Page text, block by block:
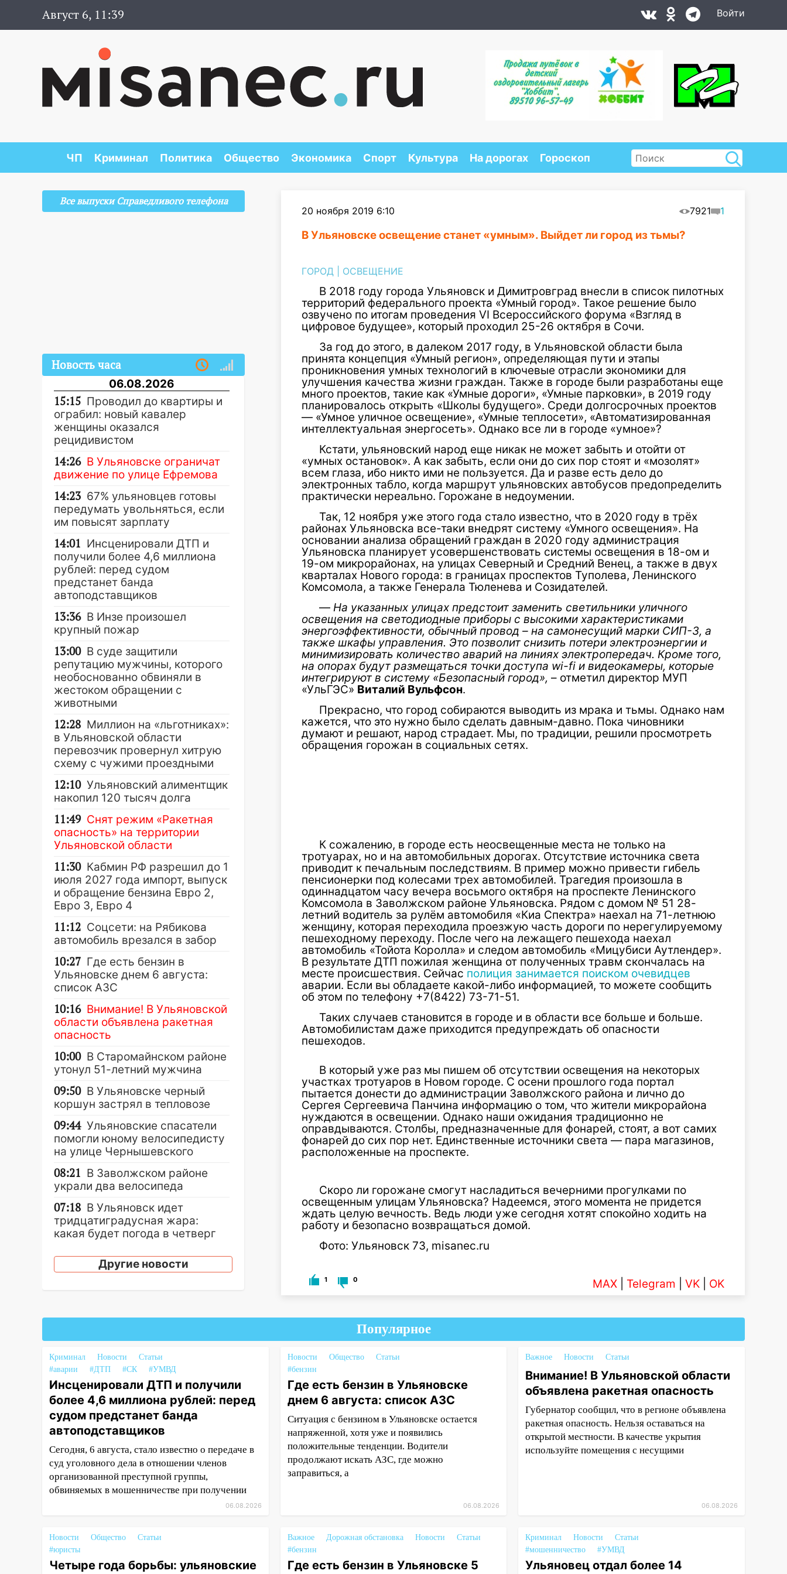
Август 6, 11:39 Войти
ЧП Криминал Политика Общество Экономика Спорт Культура На дорогах Гороскоп
20 ноября 2019 6:10 7921 1
В Ульяновске освещение станет «умным». Выйдет ли город из тьмы?
ГОРОД ОСВЕЩЕНИЕ
В 2018 году города Ульяновск и Димитровград внесли в список пилотных
территорий федерального проекта «Умный город». Такое решение было
озвучено по итогам проведения VI Всероссийского форума «Взгляд в
цифровое будущее», который проходил 25-26 октября в Сочи.
За год до этого, в далеком 2017 году, в Ульяновской области была
принята концепция «Умный регион», определяющая пути и этапы
проникновения умных технологий в ключевые отрасли экономики для
улучшения качества жизни граждан. Также в городе были разработаны еще
много проектов, такие как «Умные дороги», «Умные парковки», в 2019 году
планировалось открыть «Школы будущего». Среди долгосрочных проектов
— «Умное уличное освещение», «Умные теплосети», «Автоматизированная
интеллектуальная энергосеть». Однако все ли в городе «умное»?
Кстати, ульяновский народ еще никак не может забыть и отойти от
«умных остановок». А как забыть, если они до сих пор стоят и «мозолят»
всем глаза, ибо никто ими не пользуется. Да и разве есть дело до
электронных табло, когда маршрут ульяновских автобусов предопределить
практически нереально. Горожане в недоумении.
Так, 12 ноября уже этого года стало известно, что в 2020 году в трёх
районах Ульяновска все-таки внедрят систему «Умного освещения». На
основании анализа обращений граждан в 2020 году администрация
Ульяновска планирует усовершенствовать системы освещения в 18-ом и
19-ом микрорайонах, на улицах Северный и Средний Венец, а также в двух
кварталах Нового города: в границах проспектов Туполева, Ленинского
Комсомола, а также Генерала Тюленева и Созидателей.
— На указанных улицах предстоит заменить светильники уличного
освещения на светодиодные приборы с высокими характеристиками
энергоэффективности, обычный провод – на самонесущий марки СИП-3, а
также шкафы управления. Это позволит снизить потери электроэнергии и
минимизировать количество аварий на линиях электропередач. Кроме того,
на опорах будут размещаться точки доступа wi-fi и видеокамеры, которые
интегрируют в систему «Безопасный город», – отметил директор МУП
«УльГЭС» Виталий Вульфсон.
Прекрасно, что город собираются выводить из мрака и тьмы. Однако нам
кажется, что это нужно было сделать давным-давно. Пока чиновники
думают и решают, народ страдает. Мы, по традиции, решили просмотреть
обращения горожан в социальных сетях.
К сожалению, в городе есть неосвещенные места не только на
тротуарах, но и на автомобильных дорогах. Отсутствие источника света
приводит к печальным последствиям. В пример можно привести гибель
пенсионерки под колесами трех автомобилей. Трагедия произошла в
одиннадцатом часу вечера восьмого октября на проспекте Ленинского
Комсомола в Заволжском районе Ульяновска. Рядом с домом № 51 28-
летний водитель за рулём автомобиля «Киа Спектра» наехал на 71-летнюю
женщину, которая переходила проезжую часть дороги по нерегулируемому
пешеходному переходу. После чего на лежащего пешехода наехал
автомобиль «Тойота Королла» и следом автомобиль «Мицубиси Аутлендер».
В результате ДТП пожилая женщина от полученных травм скончалась на
месте происшествия. Сейчас полиция занимается поиском очевидцев
аварии. Если вы обладаете какой-либо информацией, то можете сообщить
об этом по телефону +7(8422) 73-71-51.
Таких случаев становится в городе и в области все больше и больше.
Автомобилистам даже приходится предупреждать об опасности
пешеходов.
В который уже раз мы пишем об отсутствии освещения на некоторых
участках тротуаров в Новом городе. С осени прошлого года портал
пытается донести до администрации Заволжского района и лично до
Сергея Сергеевича Панчина информацию о том, что жители микрорайона
нуждаются в освещении. Однако наши ожидания традиционно не
оправдываются. Столбы, предназначенные для фонарей, стоят, а вот самих
фонарей до сих пор нет. Единственные источники света — пара магазинов,
расположенные на проспекте.
Скоро ли горожане смогут насладиться вечерними прогулками по
освещенным улицам Ульяновска? Надеемся, этого момента не придется
ждать целую вечность. Ведь люди уже сегодня хотят спокойно ходить на
работу и безопасно возвращаться домой.
Фото: Ульяновск 73, misanec.ru
1 0 MAX Telegram VK OK
Все выпуски Справедливого телефона
Новость часа
06.08.2026
15:15 Проводил до квартиры и
ограбил: новый кавалер
женщины оказался
рецидивистом
14:26 В Ульяновске ограничат
движение по улице Ефремова
14:23 67% ульяновцев готовы
передумать увольняться, если
им повысят зарплату
14:01 Инсценировали ДТП и
получили более 4,6 миллиона
рублей: перед судом
предстанет банда
автоподставщиков
13:36 В Инзе произошел
крупный пожар
13:00 В суде защитили
репутацию мужчины, которого
необоснованно обвиняли в
жестоком обращении с
животными
12:28 Миллион на «льготниках»:
в Ульяновской области
перевозчик провернул хитрую
схему с чужими проездными
12:10 Ульяновский алиментщик
накопил 120 тысяч долга
11:49 Снят режим «Ракетная
опасность» на территории
Ульяновской области
11:30 Кабмин РФ разрешил до 1
июля 2027 года импорт, выпуск
и обращение бензина Евро 2,
Евро 3, Евро 4
11:12 Соцсети: на Рябикова
автомобиль врезался в забор
10:27 Где есть бензин в
Ульяновске днем 6 августа:
список АЗС
10:16 Внимание! В Ульяновской
области объявлена ракетная
опасность
10:00 В Старомайнском районе
утонул 51-летний мужчина
09:50 В Ульяновске черный
коршун застрял в тепловозе
09:44 Ульяновские спасатели
помогли юному велосипедисту
на улице Чернышевского
08:21 В Заволжском районе
украли два велосипеда
07:18 В Ульяновск идет
тридцатиградусная жара:
какая будет погода в четверг
06:00 Четыре года борьбы:
ульяновские юристы помогли
05:00 Кому 6 августа звезды
испытания на прочность
05.08.2026
22:58
Соцсети: на проспекте
Тюленева ДТП с
мотоциклистом
20:22
Мошенники обманули 92-
летнюю жительницу
Ульяновской области
19:14 Житель Ульяновской
области подвез троих
незнакомцев на трассе и
18:14
Прогноз погоды на 6
августа в Ульяновской области
18:00 Мотофристайл, рок и
Другие новости
Популярное
Криминал Новости
Статьи
#аварии
#ДТП #СК #УМВД
Инсценировали ДТП и получили
более 4,6 миллиона рублей: перед
судом предстанет банда
автоподставщиков
Сегодня, 6 августа, стало известно о передаче в
суд уголовного дела в отношении членов
организованной преступной группы,
обвиняемых в мошенничестве при получении
06.08.2026
Новости Общество
Статьи
#бензин
Где есть бензин в Ульяновске
днем 6 августа: список АЗС
Ситуация с бензином в Ульяновске остается
напряженной, хотя уже и появились
положительные тенденции. Водители
продолжают искать АЗС, где можно
заправиться, а
06.08.2026
Важное Новости Статьи
Внимание! В Ульяновской области
объявлена ракетная опасность
Губернатор сообщил, что в регионе объявлена
ракетная опасность. Нельзя оставаться на
открытой местности. В качестве укрытия
используйте помещения с несущими
06.08.2026
Новости Общество
Статьи
#юристы
Четыре года борьбы: ульяновские
Важное Дорожная обстановка Новости
Статьи
#бензин
Где есть бензин в Ульяновске 5
Криминал Новости
Статьи
#мошенничество
#УМВД
Ульяновец отдал более 14